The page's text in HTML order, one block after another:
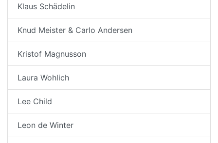
Klaus Schädelin
Knud Meister & Carlo Andersen
Kristof Magnusson
Laura Wohlich
Lee Child
Leon de Winter